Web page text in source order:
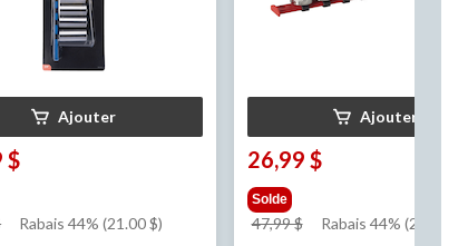
Ajouter
$
prixRabais 44% (21.00 $)
Ajouter
26,99 $
Solde
47,99 $
prixRabais 44% (21.00 $)